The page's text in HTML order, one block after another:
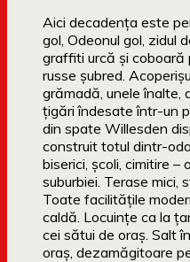
Aici decadenţa este
gol, Odeonul gol, zidul
graffiti urcă şi coboară
russe şubred.
grămadă, unele înalte,
ţigări îndesate într-un
din spate Willesden
construit totul dintr-
biserici, şcoli, cimitire
suburbiei. Terase mici,
Toate facilităţile
caldă. Locuinţe ca la
cei sătui de oraş. Salt
oraş, dezamăgitoare